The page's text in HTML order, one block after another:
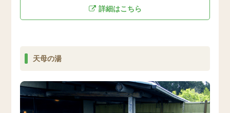
詳細はこちら
天母の湯